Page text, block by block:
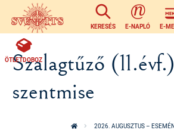
Ugrás a tartalomra
KERESÉS E-NAPLÓ E-
ÖTLETDOBOZ
Szalagtűző
szentmise
2026. AUGUSZTUS –